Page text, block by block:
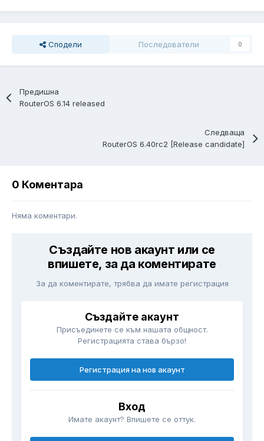
Сподели Последователи 0
Предишна
RouterOS 6.14 released
Следваща
RouterOS 6.40rc2 [Release candidate]
0 Коментара
Няма коментари.
Създайте нов акаунт или се
впишете, за да коментирате
За да коментирате, трябва да имате регистрация
Създайте акаунт
Присъединете се към нашата общност.
Регистрацията става бързо!
Регистрация на нов акаунт
Вход
Имате акаунт? Впишете се оттук.